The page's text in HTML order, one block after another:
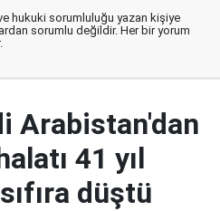
hukuki sorumluluğu yazan kişiye
sorumlu değildir. Her bir yorum
Arabistan'dan
41 yıl
düştü